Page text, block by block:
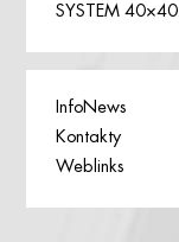
SYSTEM 40×40
InfoNews
Kontakty
Weblinks